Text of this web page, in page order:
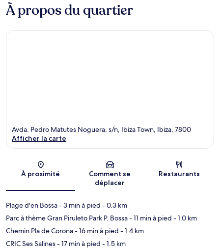
À propos du quartier
Carte
Avda. Pedro Matutes Noguera, s/n, Ibiza Town, Ibiza, 7800
Afficher la carte
À proximité
Comment se
déplacer
Restaurants
Plage d'en Bossa- 3 min à pied - 0.3 km
Parc à thème Gran Piruleto Park P. Bossa- 11 min à pied - 1.0 km
Chemin Pla de Corona- 16 min à pied - 1.4 km
CRIC Ses Salines- 17 min à pied - 1.5 km